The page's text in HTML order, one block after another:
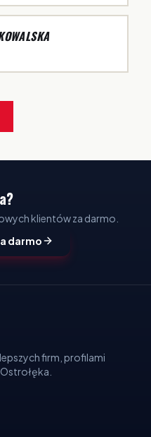
klientów za darmo.
darmo
firm, profilami